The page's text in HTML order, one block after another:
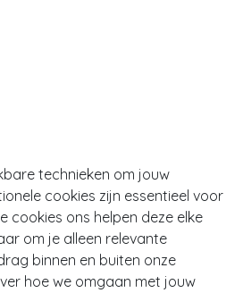
technieken om jouw
cookies zijn essentieel voor
cookies ons helpen deze elke
om je alleen relevante
binnen en buiten onze
hoe we omgaan met jouw